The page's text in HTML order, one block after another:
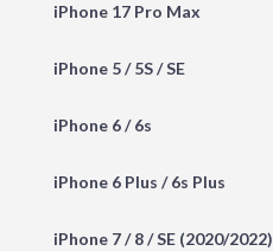
iPhone 17 Pro Max
iPhone 5 / 5S / SE
iPhone 6 / 6s
iPhone 6 Plus / 6s Plus
iPhone 7 / 8 / SE (2020/2022)